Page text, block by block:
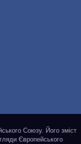
Союзу. Його зміст
Європейського